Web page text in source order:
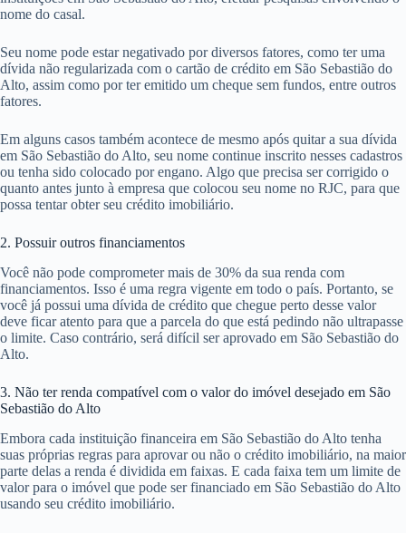
nome do casal.
Seu nome pode estar negativado por diversos fatores, como ter uma
dívida não regularizada com o cartão de crédito em São Sebastião do
Alto, assim como por ter emitido um cheque sem fundos, entre outros
fatores.
Em alguns casos também acontece de mesmo após quitar a sua dívida
em São Sebastião do Alto, seu nome continue inscrito nesses cadastros
ou tenha sido colocado por engano. Algo que precisa ser corrigido o
quanto antes junto à empresa que colocou seu nome no RJC, para que
possa tentar obter seu crédito imobiliário.
2. Possuir outros financiamentos
Você não pode comprometer mais de 30% da sua renda com
financiamentos. Isso é uma regra vigente em todo o país. Portanto, se
você já possui uma dívida de crédito que chegue perto desse valor
deve ficar atento para que a parcela do que está pedindo não ultrapasse
o limite. Caso contrário, será difícil ser aprovado em São Sebastião do
Alto.
3. Não ter renda compatível com o valor do imóvel desejado em São
Sebastião do Alto
Embora cada instituição financeira em São Sebastião do Alto tenha
suas próprias regras para aprovar ou não o crédito imobiliário, na maior
parte delas a renda é dividida em faixas. E cada faixa tem um limite de
valor para o imóvel que pode ser financiado em São Sebastião do Alto
usando seu crédito imobiliário.